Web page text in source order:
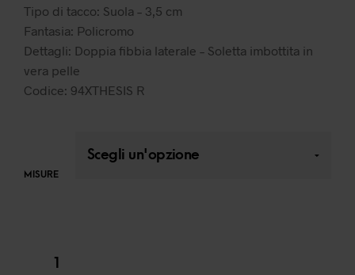
Tipo di tacco: Suola – 3,5 cm
Fantasia: Policromo
Dettagli: Doppia fibbia laterale – Soletta imbottita in
vera pelle
Codice: 94XTHESIS R
MISURE